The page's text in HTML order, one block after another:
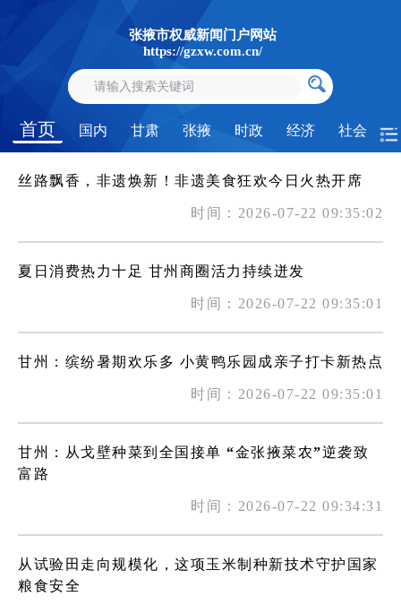
张掖市权威新闻门户网站
https://gzxw.com.cn/
首页 国内 甘肃 张掖 时政 经济 社会
丝路飘香，非遗焕新！非遗美食狂欢今日火热开席
时间：2026-07-22 09:35:02
夏日消费热力十足 甘州商圈活力持续迸发
时间：2026-07-22 09:35:01
甘州：缤纷暑期欢乐多 小黄鸭乐园成亲子打卡新热点
时间：2026-07-22 09:35:01
甘州：从戈壁种菜到全国接单 “金张掖菜农”逆袭致
富路
时间：2026-07-22 09:34:31
从试验田走向规模化，这项玉米制种新技术守护国家
粮食安全